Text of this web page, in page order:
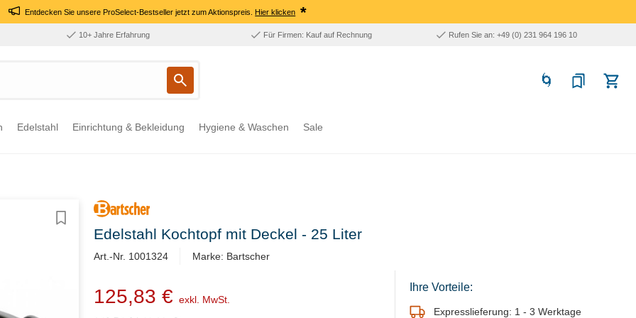
Entdecken Sie unsere ProSelect-Bestseller jetzt zum Aktionspreis.Hier klicken *
10+ Jahre Erfahrung Für Firmen: Kauf auf Rechnung Rufen Sie an: +49 (0) 231 964 196 10
Edelstahl Einrichtung & Bekleidung Hygiene & Waschen Sale
Edelstahl Kochtopf mit Deckel - 25 Liter
Art.-Nr. 1001324 Marke: Bartscher
125,83 € exkl. MwSt.
Ihre Vorteile:
Expresslieferung: 1 - 3 Werktage